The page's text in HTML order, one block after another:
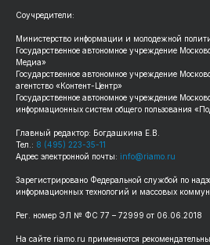
Соучредители:
Министерство информации и молодежной
Государственное автономное учреждение
Медиа»
Государственное автономное учреждение
агентство «Контент-Центр»
Государственное автономное учреждение
информационных систем общего пользования
Главный редактор: Богдашкина Е.В.
Тел.: 8 (495) 223-35-11
Адрес электронной почты: info@riamo.ru
Зарегистрировано Федеральной службой по
информационных технологий и массовых
Рег. номер ЭЛ № ФС 77 – 72999 от 06.06.2018
На сайте riamo.ru применяются